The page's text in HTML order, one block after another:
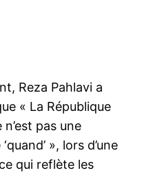
Reza Pahlavi a
« La République
pas une
», lors d’une
qui reflète les